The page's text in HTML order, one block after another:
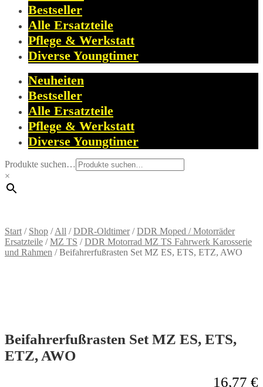
Bestseller
Alle Ersatzteile
Pflege & Werkstatt
Diverse Youngtimer
Neuheiten
Bestseller
Alle Ersatzteile
Pflege & Werkstatt
Diverse Youngtimer
Produkte suchen…
×
Start / Shop /All /DDR-Oldtimer/DDR Moped / Motorräder
Ersatzteile /MZ TS /DDR Motorrad MZ TS Fahrwerk Karosserie
und Rahmen /Beifahrerfußrasten Set MZ ES, ETS, ETZ, AWO
Beifahrerfußrasten Set MZ ES, ETS,
ETZ, AWO
16,77 €